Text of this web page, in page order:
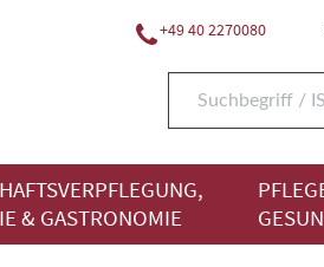
+49 40 2270080
& GASTRONOMIE